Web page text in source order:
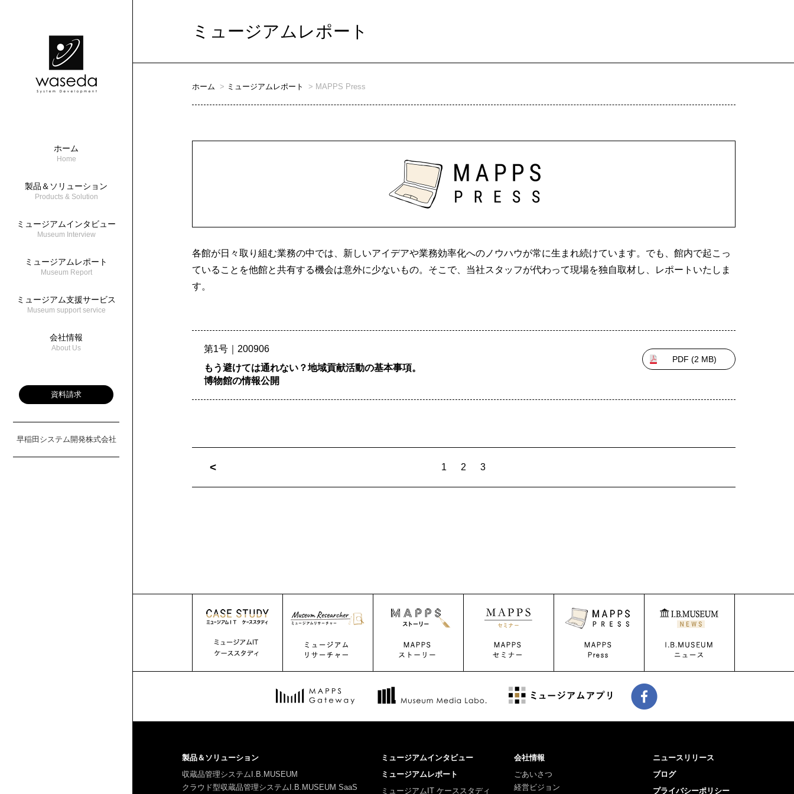
ホーム
Home
製品＆ソリューション
Products & Solution
ミュージアムインタビュー
Museum Interview
ミュージアムレポート
Museum Report
ミュージアム支援サービス
Museum support service
会社情報
About Us
資料請求
早稲田システム開発株式会社
ミュージアムレポート
ホーム ミュージアムレポート MAPPS Press
各館が日々取り組む業務の中では、新しいアイデアや業務効率化へのノウハウが常に生まれ続けています。でも、館内で起こっ
ていることを他館と共有する機会は意外に少ないもの。そこで、当社スタッフが代わって現場を独自取材し、レポートいたしま
す。
第1号｜200906
もう避けては通れない？地域貢献活動の基本事項。
博物館の情報公開
PDF (2 MB)
< 1 2 3
製品＆ソリューション
収蔵品管理システムI.B.MUSEUM
クラウド型収蔵品管理システムI.B.MUSEUM SaaS
ミュージアムインタビュー
ミュージアムレポート
ミュージアムIT ケーススタディ
会社情報
ごあいさつ
経営ビジョン
ニュースリリース
ブログ
プライバシーポリシー